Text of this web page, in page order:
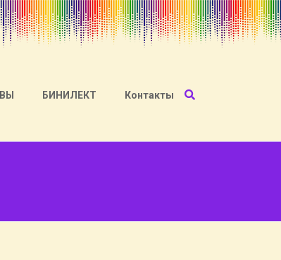
БИНИЛЕКТ Контакты